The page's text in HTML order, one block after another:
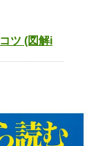
ツ (図解i